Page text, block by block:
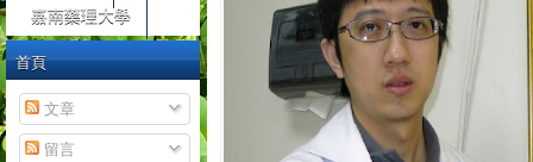
嘉南藥理大學
首頁
文章
留言